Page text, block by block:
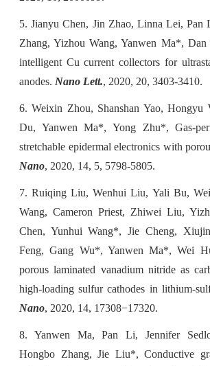
5. Jianyu Chen, Jin Zhao, Linna Lei, Pan
Zhang, Yizhou Wang, Yanwen Ma*,
intelligent Cu current collectors for
anodes. Nano Lett., 2020, 20, 3403-3410.
6. Weixin Zhou, Shanshan Yao, Hongyu
Du, Yanwen Ma*, Yong Zhu*, Gas-
stretchable epidermal electronics with
Nano, 2020, 14, 5, 5798-5805.
7. Ruiqing Liu, Wenhui Liu, Yali Bu,
Wang, Cameron Priest, Zhiwei Liu,
Chen, Yunhui Wang*, Jie Cheng,
Feng, Gang Wu*, Yanwen Ma*, Wei
porous laminated vanadium nitride as
high-loading sulfur cathodes in lithium-
Nano, 2020, 14, 17308−17320.
8. Yanwen Ma, Pan Li, Jennifer
Hongbo Zhang, Jie Liu*, Conductive